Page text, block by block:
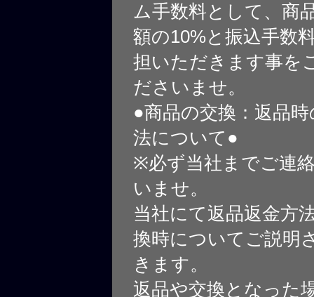
ム手数料として、商
額の10%と振込手数
担いただきます事を
ださいませ。
●商品の交換：返品
法について●
※必ず当社までご連
いませ。
当社にて返品返金方
換時についてご説明
きます。
返品や交換となった